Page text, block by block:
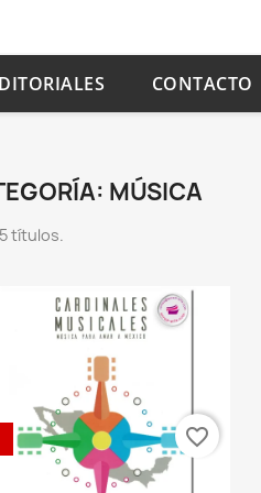
CONTACTO
MÚSICA
títulos.
favorite_border